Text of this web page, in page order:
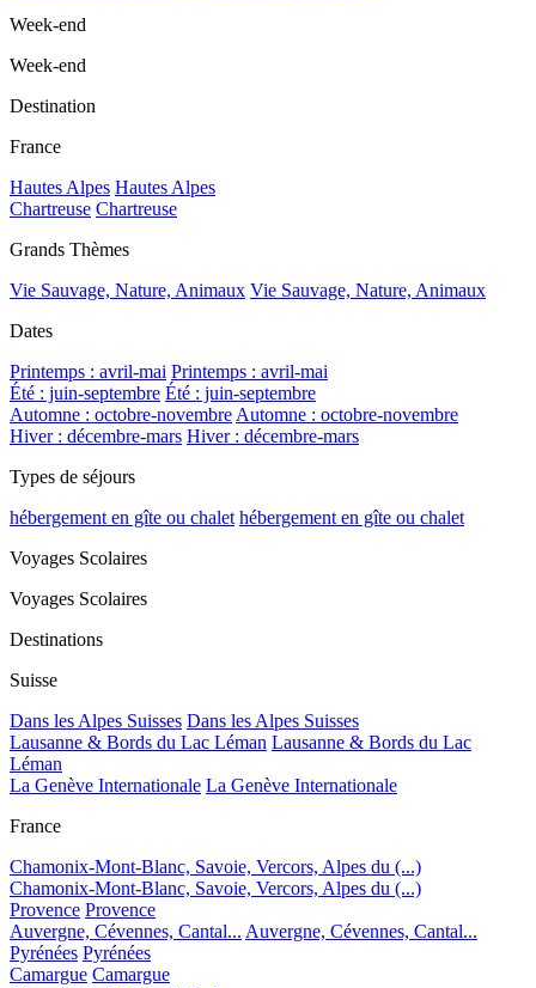
Week-end
Week-end
Destination
France
Hautes Alpes Hautes Alpes
Chartreuse Chartreuse
Grands Thèmes
Vie Sauvage, Nature, Animaux Vie Sauvage, Nature, Animaux
Dates
Printemps : avril-mai Printemps : avril-mai
Été : juin-septembre Été : juin-septembre
Automne : octobre-novembre Automne : octobre-novembre
Hiver : décembre-mars Hiver : décembre-mars
Types de séjours
hébergement en gîte ou chalet hébergement en gîte ou chalet
Voyages Scolaires
Voyages Scolaires
Destinations
Suisse
Dans les Alpes Suisses Dans les Alpes Suisses
Lausanne & Bords du Lac Léman Lausanne & Bords du Lac
Léman
La Genève Internationale La Genève Internationale
France
Chamonix-Mont-Blanc, Savoie, Vercors, Alpes du (...)
Chamonix-Mont-Blanc, Savoie, Vercors, Alpes du (...)
Provence Provence
Auvergne, Cévennes, Cantal... Auvergne, Cévennes, Cantal...
Pyrénées Pyrénées
Camargue Camargue